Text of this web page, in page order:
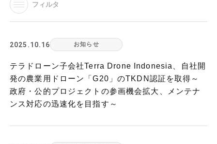
フィルタ
2025.10.16 お知らせ
テラドローン子会社Terra Drone Indonesia、自社開
発の農業用ドローン「G20」のTKDN認証を取得～
政府・公的プロジェクトの参画機会拡大、メンテナ
ンス対応の迅速化を目指す～